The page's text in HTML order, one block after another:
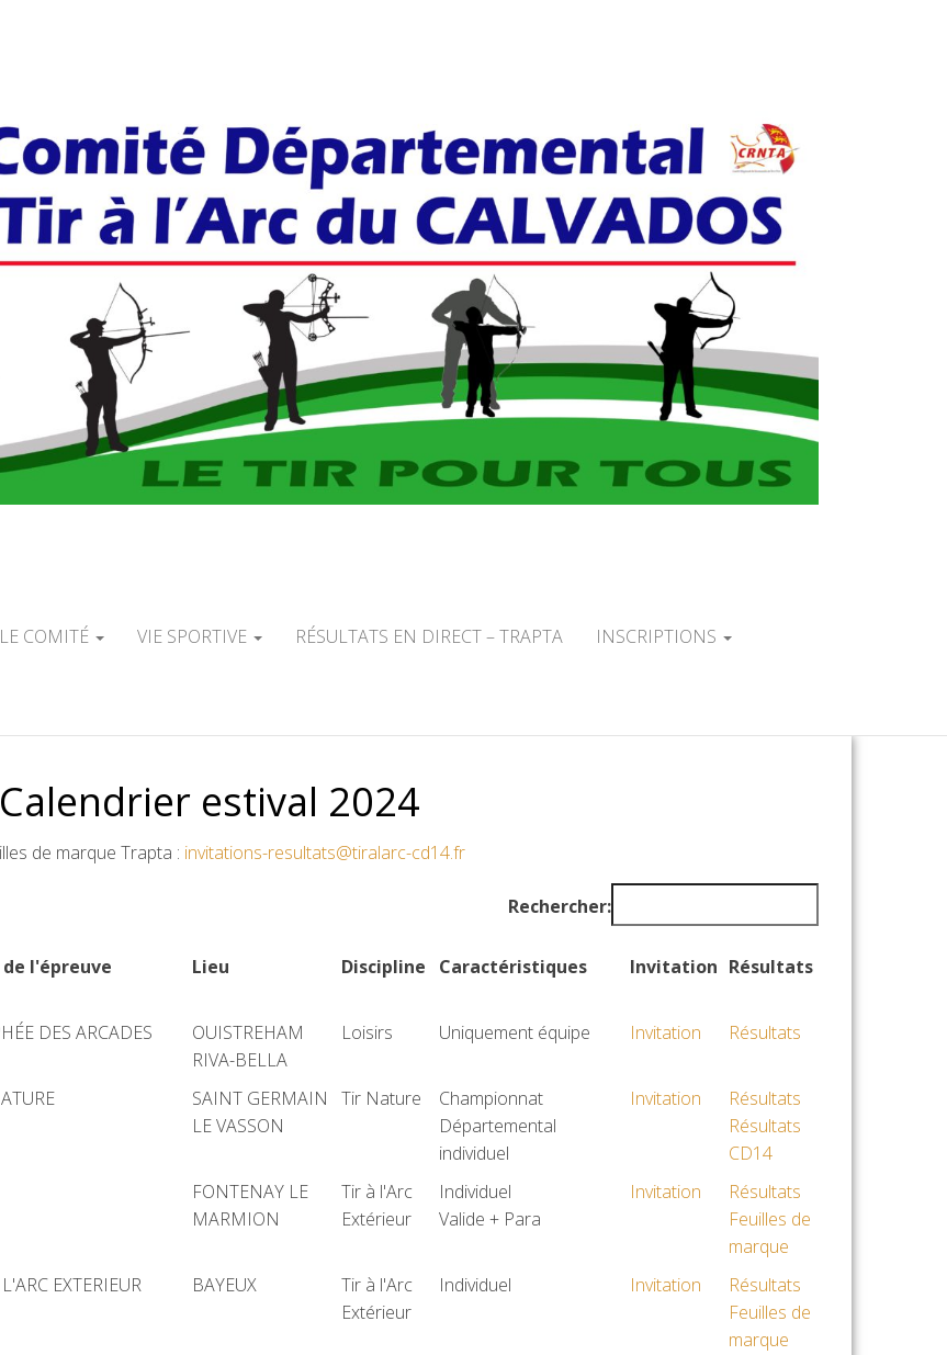
DE TIR À L'ARC
LE COMITÉ VIE SPORTIVE RÉSULTATS EN DIRECT – TRAPTA INSCRIPTIONS
Calendrier estival 2024
de marque Trapta : invitations-resultats@tiralarc-cd14.fr
Rechercher:
l'épreuve Lieu Discipline Caractéristiques Invitation Résultats
l'épreuve Lieu Discipline Caractéristiques Invitation Résultats
DES ARCADES
OUISTREHAM
RIVA-BELLA
Loisirs Uniquement équipe Invitation Résultats
SAINT GERMAIN
LE VASSON
Tir Nature
Championnat
Départemental
individuel
Invitation
Résultats
Résultats
CD14
FONTENAY LE
MARMION
Tir à l'Arc
Extérieur
Individuel
Valide + Para
Invitation
Résultats
Feuilles de
marque
EXTERIEUR BAYEUX
Tir à l'Arc
Extérieur
Individuel Invitation
Résultats
Feuilles de
marque